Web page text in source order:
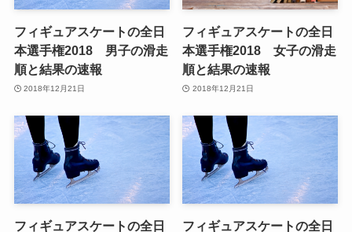
フィギュアスケートの全日
本選手権2018 男子の滑走
順と結果の速報
2018年12月21日
フィギュアスケートの全日
本選手権2018 女子の滑走
順と結果の速報
2018年12月21日
フィギュアスケートの全日
フィギュアスケートの全日